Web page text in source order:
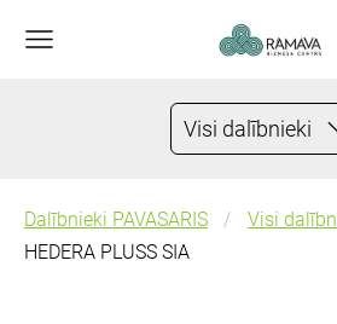
Visi dalībnieki
Dalībnieki PAVASARIS
Visi
HEDERA PLUSS SIA